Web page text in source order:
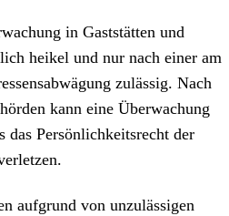
in Gaststätten und
heikel und nur nach einer am
zulässig. Nach
kann eine Überwachung
das Persönlichkeitsrecht der
aufgrund von unzulässigen